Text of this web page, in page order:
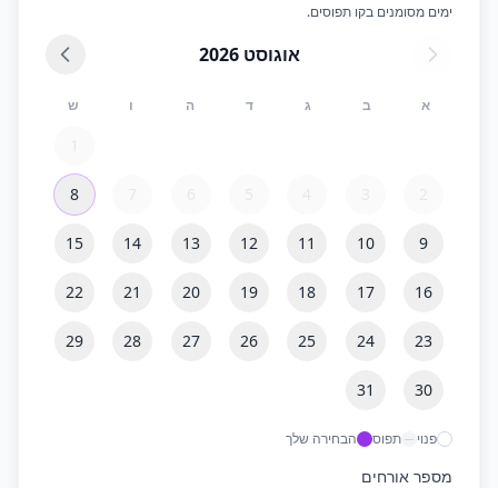
ימים מסומנים בקו תפוסים.
אוגוסט 2026
א ב ג ד ה ו ש
8
9
10
11
12
13
14
15
16
17
18
19
20
21
22
23
24
25
26
27
28
29
30
31
פנוי תפוס הבחירה שלך
מספר אורחים